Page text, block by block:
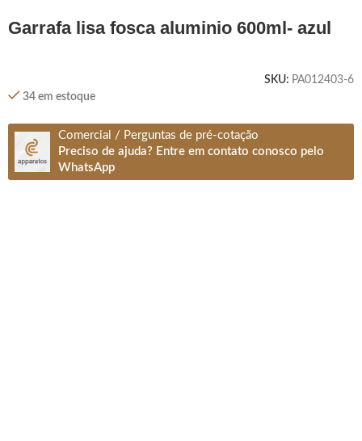
garrafa lisa fosca aluminio 600ml- azul
SKU: PA012403-6
34 em estoque
Comercial / Perguntas de pré-cotação
Preciso de ajuda? Entre em contato conosco pelo
WhatsApp